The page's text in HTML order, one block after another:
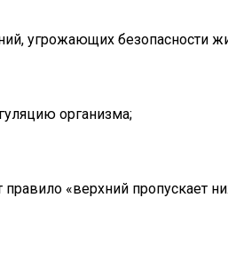
угрожающих безопасности
организма;
«верхний пропускает